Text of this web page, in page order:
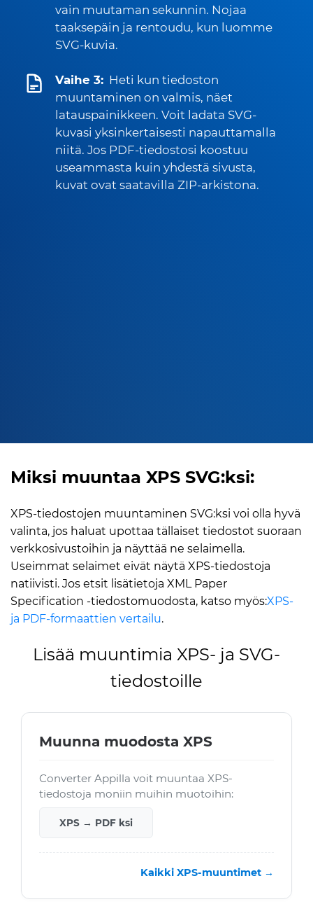
vain muutaman sekunnin. Nojaa
taaksepäin ja rentoudu, kun luomme
SVG-kuvia.
Vaihe 3: Heti kun tiedoston
muuntaminen on valmis, näet
latauspainikkeen. Voit ladata SVG-
kuvasi yksinkertaisesti napauttamalla
niitä. Jos PDF-tiedostosi koostuu
useammasta kuin yhdestä sivusta,
kuvat ovat saatavilla ZIP-arkistona.
Miksi muuntaa XPS SVG:ksi:
XPS-tiedostojen muuntaminen SVG:ksi voi olla hyvä
valinta, jos haluat upottaa tällaiset tiedostot suoraan
verkkosivustoihin ja näyttää ne selaimella.
Useimmat selaimet eivät näytä XPS-tiedostoja
natiivisti. Jos etsit lisätietoja XML Paper
Specification -tiedostomuodosta, katso myös:XPS-
ja PDF-formaattien vertailu.
Lisää muuntimia XPS- ja SVG-
tiedostoille
Muunna muodosta XPS
Converter Appilla voit muuntaa XPS-
tiedostoja moniin muihin muotoihin:
XPS → PDF ksi
Kaikki XPS-muuntimet →